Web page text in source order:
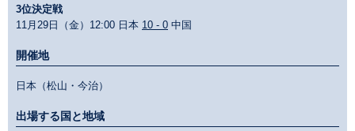
3位決定戦
11月29日（金）12:00 日本 10 - 0 中国
開催地
日本（松山・今治）
出場する国と地域